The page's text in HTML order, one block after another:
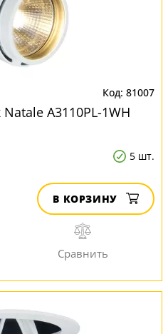
81007
A3110PL-1WH
5 шт.
В КОРЗИНУ